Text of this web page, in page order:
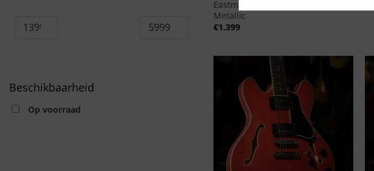
Beschikbaarheid
Op voorraad
Eastman T64 Trapeze Iced Blue
Metallic
€1.399